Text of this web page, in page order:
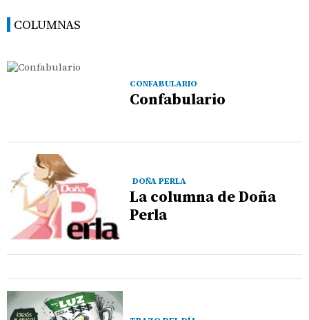
COLUMNAS
CONFABULARIO
Confabulario
DOÑA PERLA
La columna de Doña
Perla